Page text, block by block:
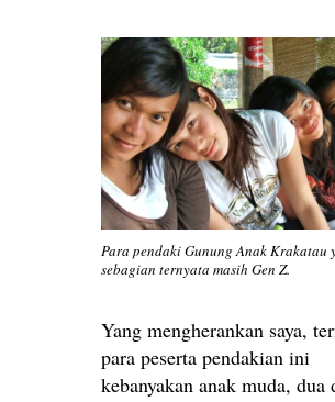
Para pendaki Gunung Anak Krakatau
sebagian ternyata masih Gen Z.
Yang mengherankan saya,
para peserta pendakian ini
kebanyakan anak muda, dua